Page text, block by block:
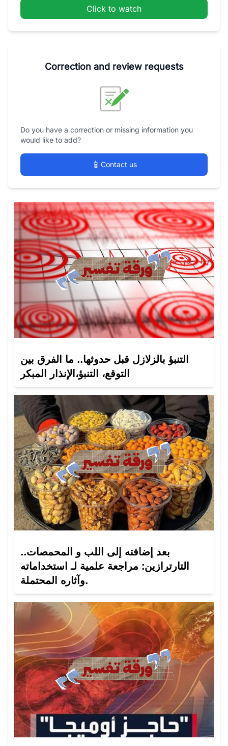
Click to watch
Correction and review requests
Do you have a correction or missing information you
would like to add?
📱 Contact us
التنبؤ بالزلازل قبل حدوثها.. ما الفرق بين
التوقع، التنبؤ،الإنذار المبكر
بعد إضافته إلى اللب و المحمصات..
التارترازين: مراجعة علمية لـ استخداماته
وآثاره المحتملة.